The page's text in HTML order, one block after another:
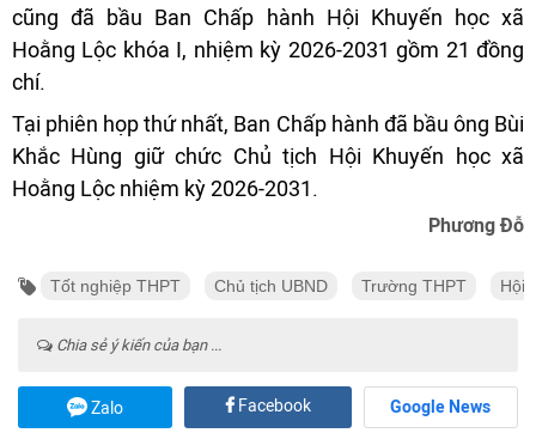
cũng đã bầu Ban Chấp hành Hội Khuyến học xã
Hoằng Lộc khóa I, nhiệm kỳ 2026-2031 gồm 21 đồng
chí.
Tại phiên họp thứ nhất, Ban Chấp hành đã bầu ông Bùi
Khắc Hùng giữ chức Chủ tịch Hội Khuyến học xã
Hoằng Lộc nhiệm kỳ 2026-2031.
Phương Đỗ
Tốt nghiệp THPT Chủ tịch UBND Trường THPT Hội
Chia sẻ ý kiến của bạn ...
Zalo Facebook Google News